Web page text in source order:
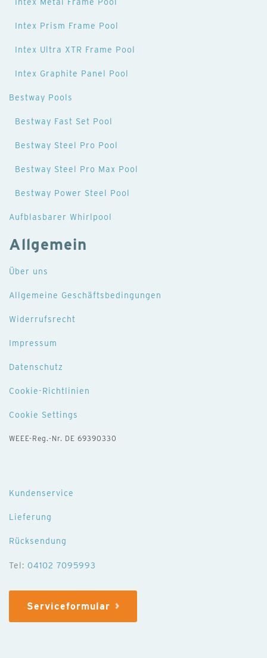
Intex Prism Frame Pool
Intex Ultra XTR Frame Pool
Intex Graphite Panel Pool
Bestway Pools
Bestway Fast Set Pool
Bestway Steel Pro Pool
Bestway Steel Pro Max Pool
Bestway Power Steel Pool
Aufblasbarer Whirlpool
Allgemein
Über uns
Allgemeine Geschäftsbedingungen
Widerrufsrecht
Impressum
Datenschutz
Cookie-Richtlinien
Cookie Settings
WEEE-Reg.-Nr. DE 69390330
Kundenservice
Lieferung
Rücksendung
Tel: 04102 7095993
Serviceformular